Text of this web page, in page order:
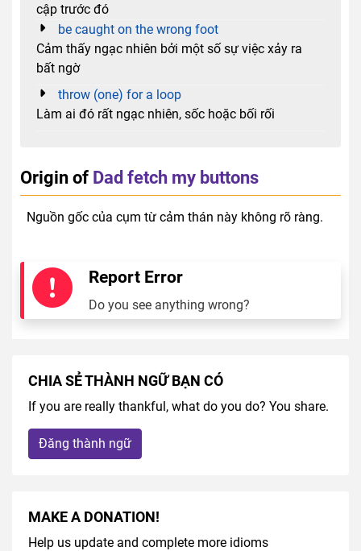
cập trước đó
be caught on the wrong foot
Cảm thấy ngạc nhiên bởi một số sự việc xảy ra
bất ngờ
throw (one) for a loop
Làm ai đó rất ngạc nhiên, sốc hoặc bối rối
Origin of Dad fetch my buttons
Nguồn gốc của cụm từ cảm thán này không rõ ràng.
Report Error
Do you see anything wrong?
CHIA SẺ THÀNH NGỮ BẠN CÓ
If you are really thankful, what do you do? You share.
Đăng thành ngữ
MAKE A DONATION!
Help us update and complete more idioms